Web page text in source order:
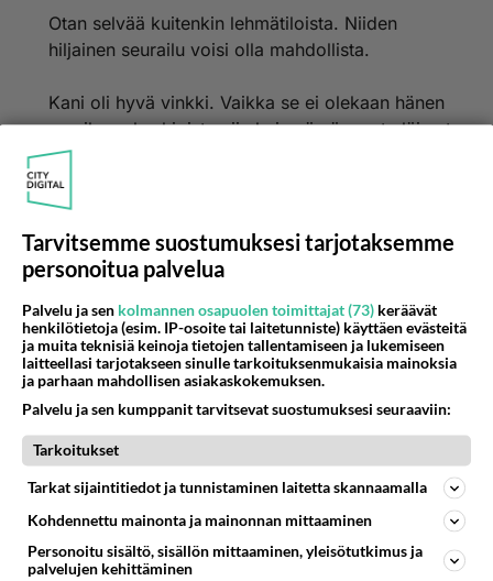
Otan selvää kuitenkin lehmätiloista. Niiden
hiljainen seurailu voisi olla mahdollista.
Kani oli hyvä vinkki. Vaikka se ei olekaan hänen
maailman keskipiste niin kuin nämä muut eläimet,
se voisi olla hyvä vaihtoehto. Meillä on iso piha,
joten ei liene mahdotonta tarjota sille myös
tarha-aikaa. Se verran kuitenkin luin, että ankat
on sellaisia sotkijoita, ettei niitä kannata mihin
tahansa ympäristöön ottaa, ja olisi kuitenkin
tärkeää antaa niille olosuhteet jossa toteuttaa
itseään. Vähän niin kuin me kaikki.. etenkin
erityislapset.
Äänestä
Kommentoi aloitusta...
Tarvitsemme suostumuksesi tarjotaksemme
personoitua palvelua
Palvelu ja sen kolmannen osapuolen toimittajat (73) keräävät
henkilötietoja (esim. IP-osoite tai laitetunniste) käyttäen evästeitä
ja muita teknisiä keinoja tietojen tallentamiseen ja lukemiseen
laitteellasi tarjotakseen sinulle tarkoituksenmukaisia mainoksia
ja parhaan mahdollisen asiakaskokemuksen.
Palvelu ja sen kumppanit tarvitsevat suostumuksesi seuraaviin:
Tarkoitukset
Tarkat sijaintitiedot ja tunnistaminen laitetta skannaamalla
Kohdennettu mainonta ja mainonnan mittaaminen
Personoitu sisältö, sisällön mittaaminen, yleisötutkimus ja
palvelujen kehittäminen